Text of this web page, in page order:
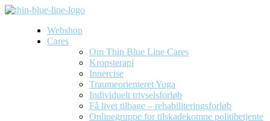
Webshop
Cares
Om Thin Blue Line Cares
Kropsterapi
Innercise
Traumeorienteret Yoga
Individuelt trivselsforløb
Få livet tilbage – rehabiliteringsforløb
Onlinegruppe for tilskadekomne politibetjente